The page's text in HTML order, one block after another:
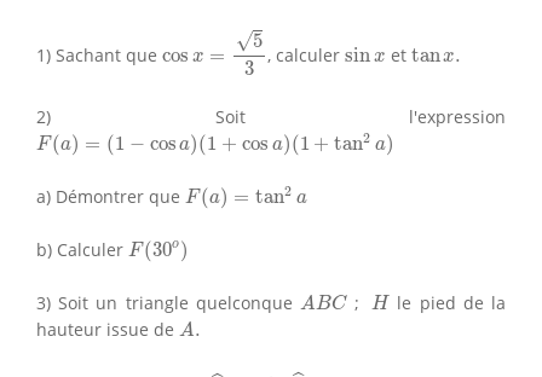
1) Sachant que cos x =
√5
3
, calculer sinx
sin x et tanx.
tanx.
2) Soit l'expression
F(a) = (1 − cos a)(1 + cos a)(1 + tan2 a)
F(a = −cos cosa)( tan2 a
a) Démontrer que F(a) = tan2 a
F(a = tan
b) Calculer F(30o)
F(30o)
3) Soit un triangle quelconqueABC
A BC ; H
H le pied de la
hauteur issue de A.
A
B^ sin C